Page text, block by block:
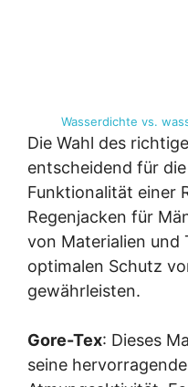
Wasserdichte vs.
Die Wahl des
entscheidend für
Funktionalität einer
Regenjacken für
von Materialien und
optimalen Schutz
gewährleisten.
Gore-Tex: Dieses
seine